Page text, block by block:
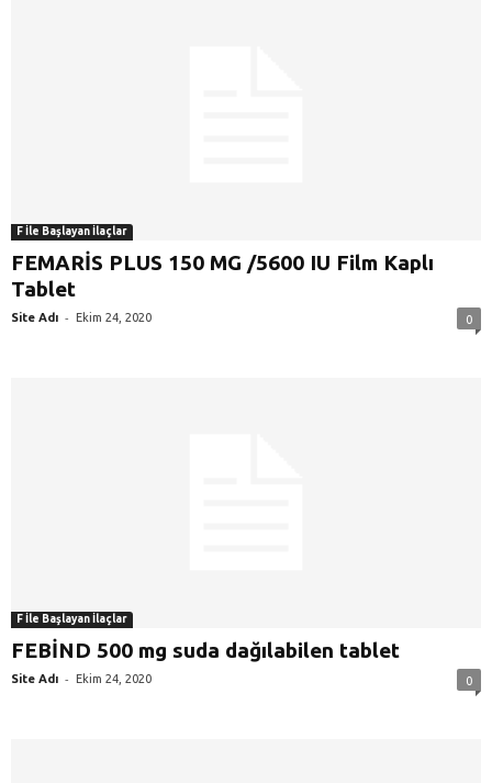
F İle Başlayan İlaçlar
FEMARİS PLUS 150 MG /5600 IU Film Kaplı
Tablet
Site Adı - Ekim 24, 2020 0
F İle Başlayan İlaçlar
FEBİND 500 mg suda dağılabilen tablet
Site Adı - Ekim 24, 2020 0